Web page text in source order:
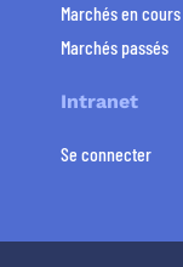
Marchés en cours
Marchés passés
Intranet
Se connecter